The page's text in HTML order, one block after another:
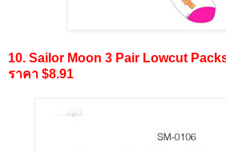
10. Sailor Moon 3 Pair Lowcut
ราคา $8.91